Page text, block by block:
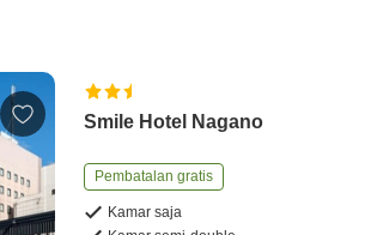
Smile Hotel Nagano
Pembatalan gratis
Kamar saja